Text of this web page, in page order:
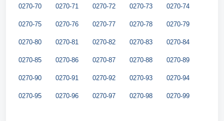
0270-70 0270-71 0270-72 0270-73 0270-74
0270-75 0270-76 0270-77 0270-78 0270-79
0270-80 0270-81 0270-82 0270-83 0270-84
0270-85 0270-86 0270-87 0270-88 0270-89
0270-90 0270-91 0270-92 0270-93 0270-94
0270-95 0270-96 0270-97 0270-98 0270-99